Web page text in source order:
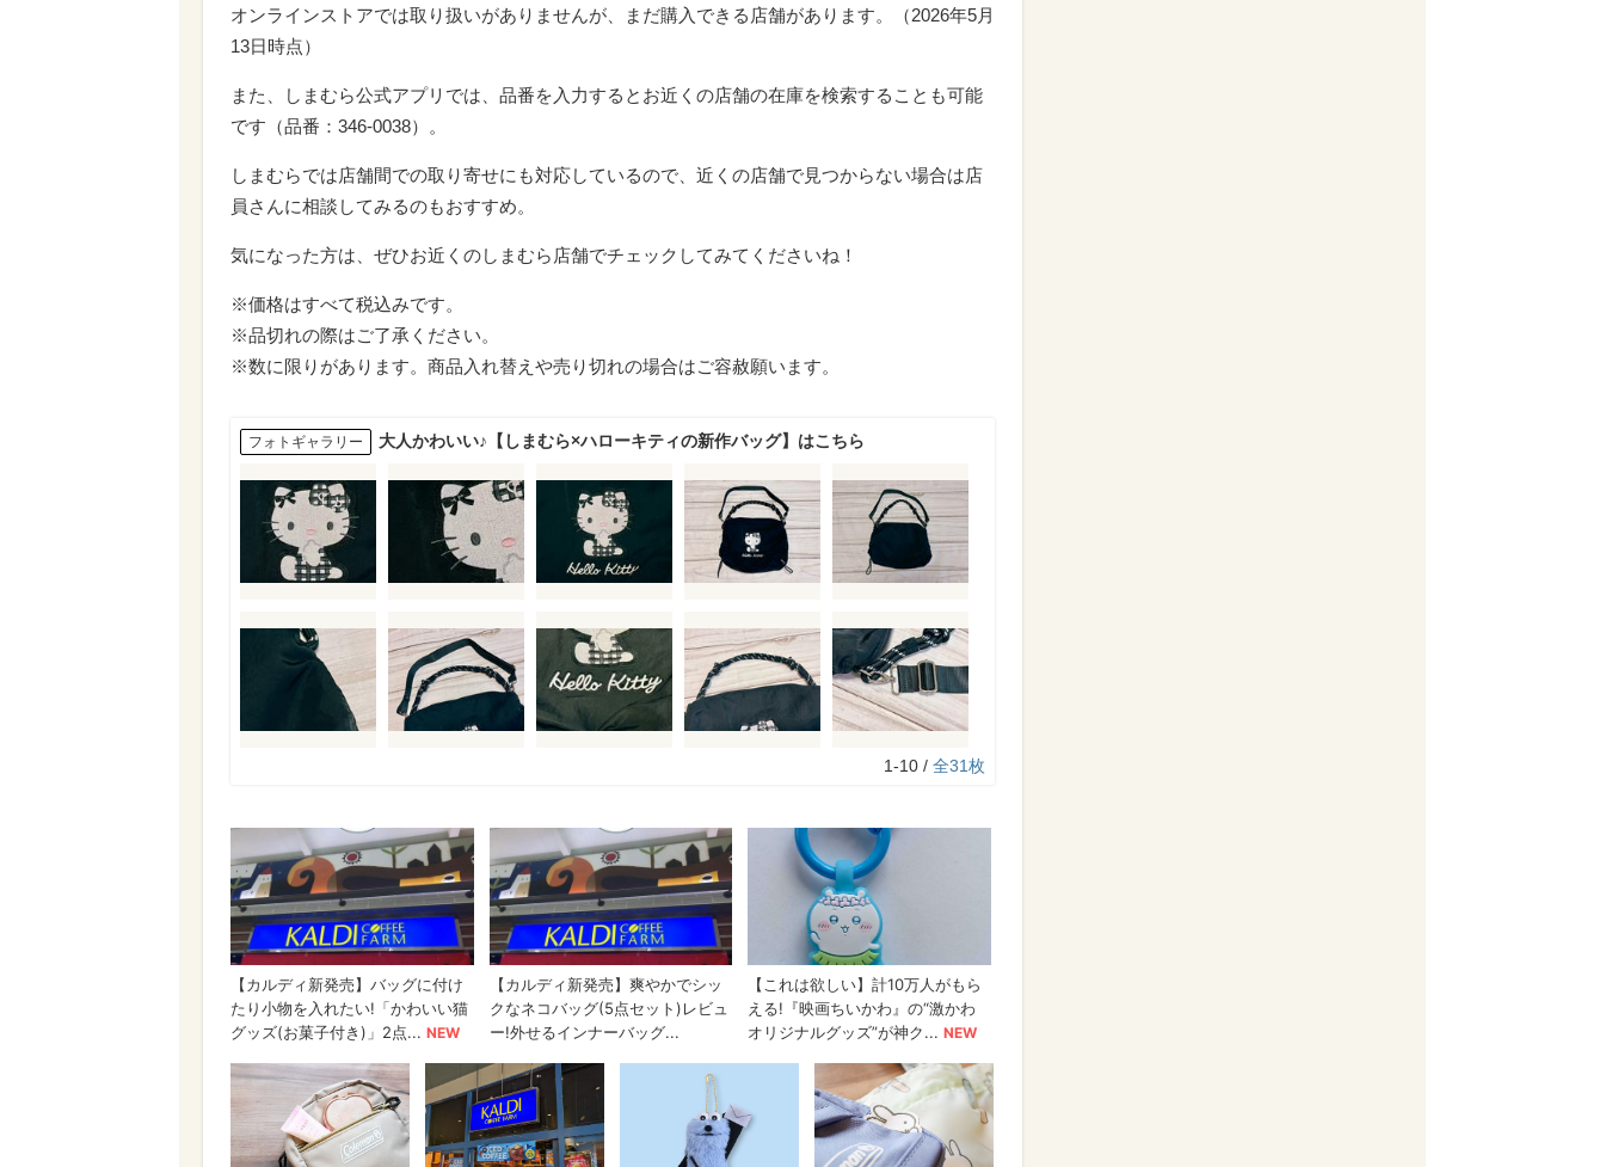
オンラインストアでは取り扱いがありませんが、まだ購入できる店舗があります。（2026年5月
13日時点）
また、しまむら公式アプリでは、品番を入力するとお近くの店舗の在庫を検索することも可能
です（品番：346-0038）。
しまむらでは店舗間での取り寄せにも対応しているので、近くの店舗で見つからない場合は店
員さんに相談してみるのもおすすめ。
気になった方は、ぜひお近くのしまむら店舗でチェックしてみてくださいね！
※価格はすべて税込みです。
※品切れの際はご了承ください。
※数に限りがあります。商品入れ替えや売り切れの場合はご容赦願います。
フォトギャラリー 大人かわいい♪【しまむら×ハローキティの新作バッグ】はこちら
1-10 / 全31枚